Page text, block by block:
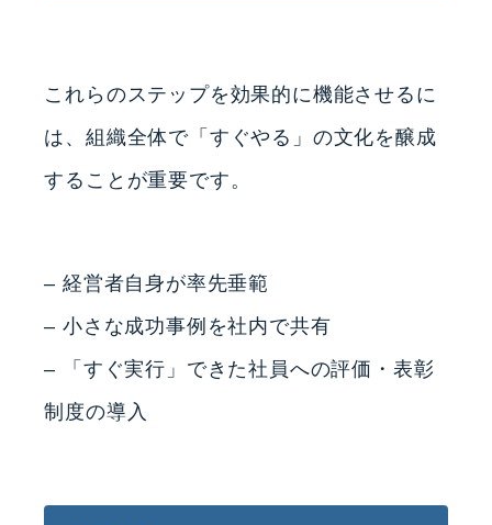
これらのステップを効果的に機能させるに
は、組織全体で「すぐやる」の文化を醸成
することが重要です。
– 経営者自身が率先垂範
– 小さな成功事例を社内で共有
– 「すぐ実行」できた社員への評価・表彰
制度の導入